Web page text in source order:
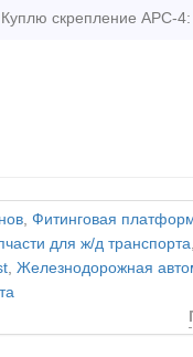
, Фитинговая
для ж/д транспорта,
, Железнодорожная